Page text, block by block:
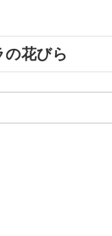
の花びら